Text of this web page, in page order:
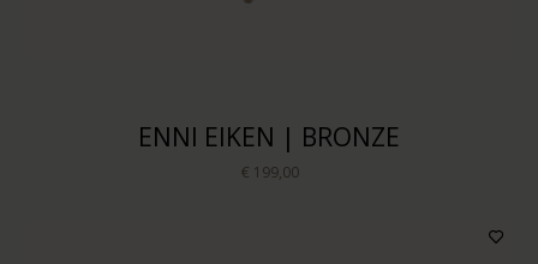
ENNI EIKEN | BRONZE
€ 199,00